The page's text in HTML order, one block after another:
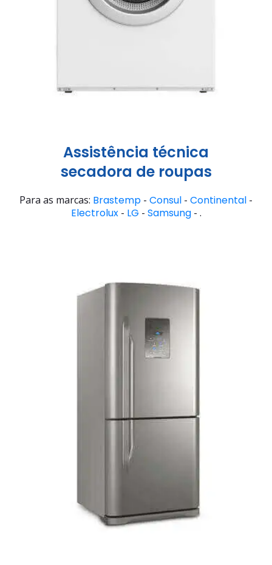
Assistência técnica
secadora de roupas
Para as marcas: Brastemp - Consul - Continental -
Electrolux- LG - Samsung- .